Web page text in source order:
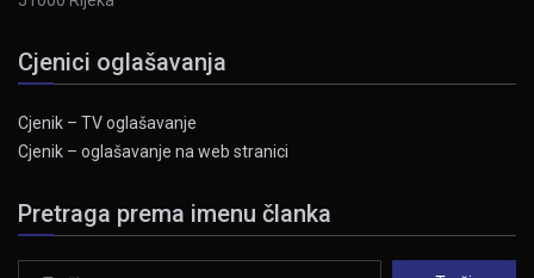
Cjenici oglašavanja
Cjenik – TV oglašavanje
Cjenik – oglašavanje na web stranici
Pretraga prema imenu članka